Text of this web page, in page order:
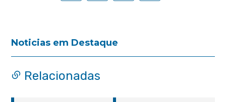
Noticias em Destaque
Relacionadas